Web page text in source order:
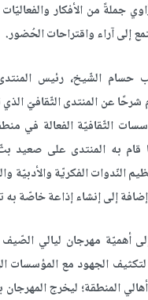
جملةً من الأفكار
إلى آراء واقتراحات الحُضور.
حسام الشّيخ، رئيس
الثّقافيّة الفعالة في
قام به المنتدى على صعيد
النّدوات الفكريّة والأدبيّة
إلى إنشاء إذاعة خاصّة
أهميّة مهرجان ليالي
لتكثيف الجهود مع المؤسسات
المنطقة؛ ليخرج